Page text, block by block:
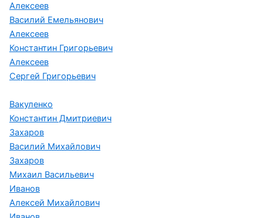
Алексеев
Василий Емельянович
Алексеев
Константин Григорьевич
Алексеев
Сергей Григорьевич
Вакуленко
Константин Дмитриевич
Захаров
Василий Михайлович
Захаров
Михаил Васильевич
Иванов
Алексей Михайлович